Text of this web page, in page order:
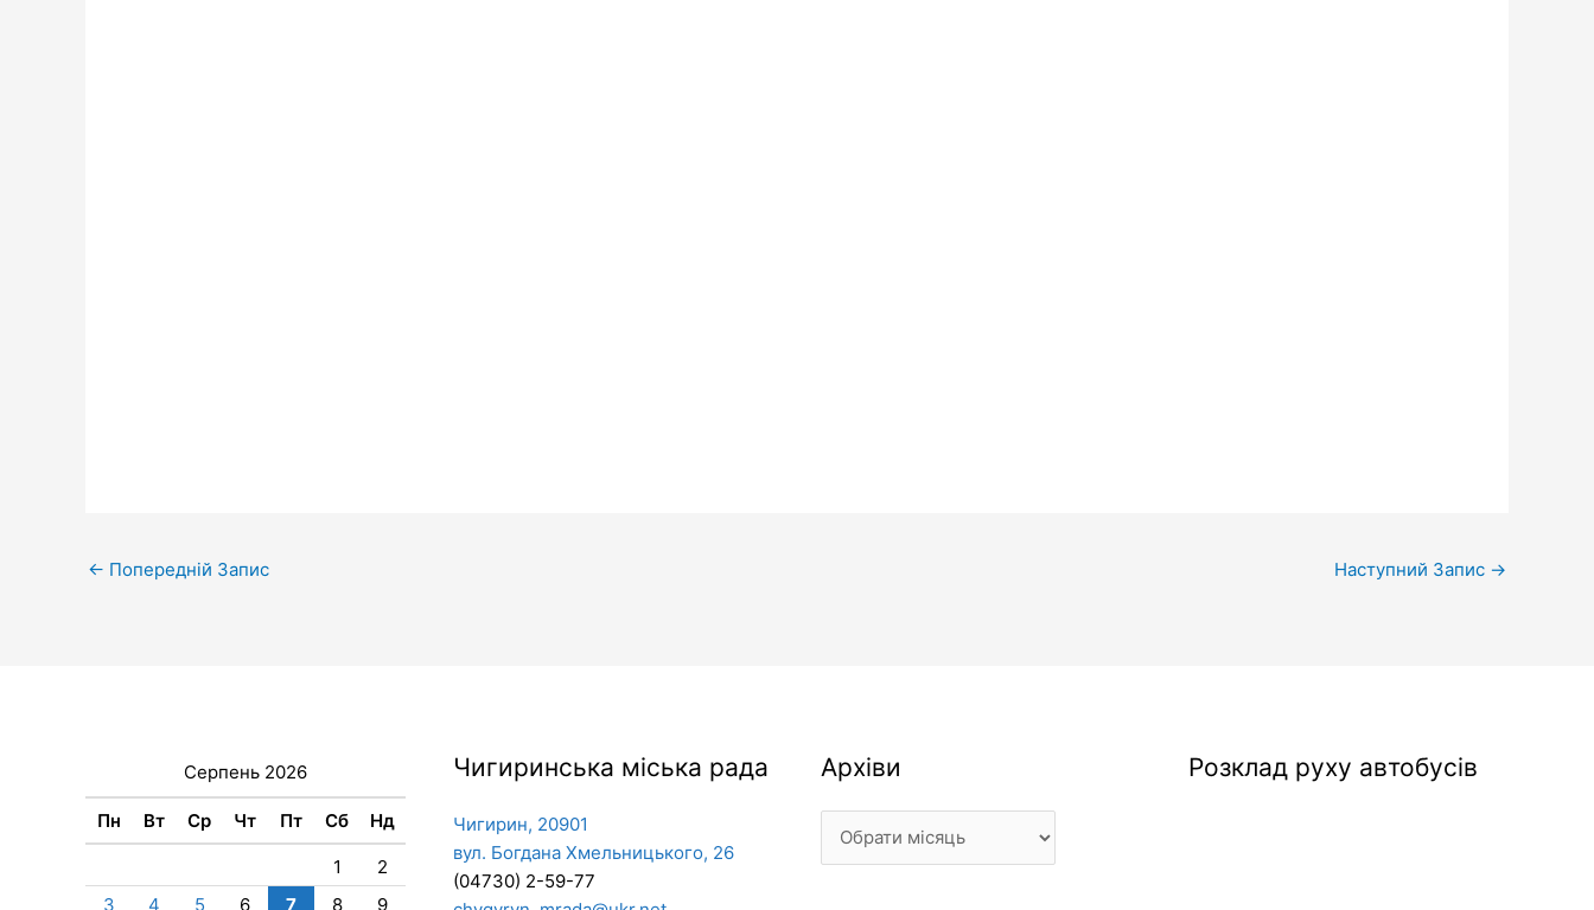
← Попередній Запис Наступний Запис →
Серпень 2026
Пн Вт Ср Чт Пт Сб Нд
1
2
3
4 5 6 7 8 9
Чигиринська міська рада
Чигирин, 20901
вул. Богдана Хмельницького, 26
(04730) 2-59-77
Архіви
Архіви Розклад руху автобусів